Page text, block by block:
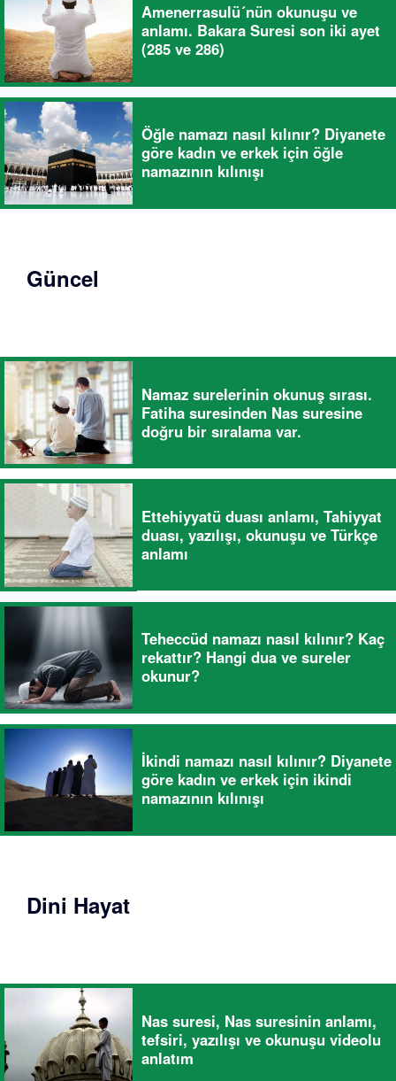
Amenerrasulü´nün okunuşu ve
anlamı. Bakara Suresi son iki ayet
(285 ve 286)
Öğle namazı nasıl kılınır? Diyanete
göre kadın ve erkek için öğle
namazının kılınışı
Güncel
Namaz surelerinin okunuş sırası.
Fatiha suresinden Nas suresine
doğru bir sıralama var.
Ettehiyyatü duası anlamı, Tahiyyat
duası, yazılışı, okunuşu ve Türkçe
anlamı
Teheccüd namazı nasıl kılınır? Kaç
rekattır? Hangi dua ve sureler
okunur?
İkindi namazı nasıl kılınır? Diyanete
göre kadın ve erkek için ikindi
namazının kılınışı
Dini Hayat
Nas suresi, Nas suresinin anlamı,
tefsiri, yazılışı ve okunuşu videolu
anlatım